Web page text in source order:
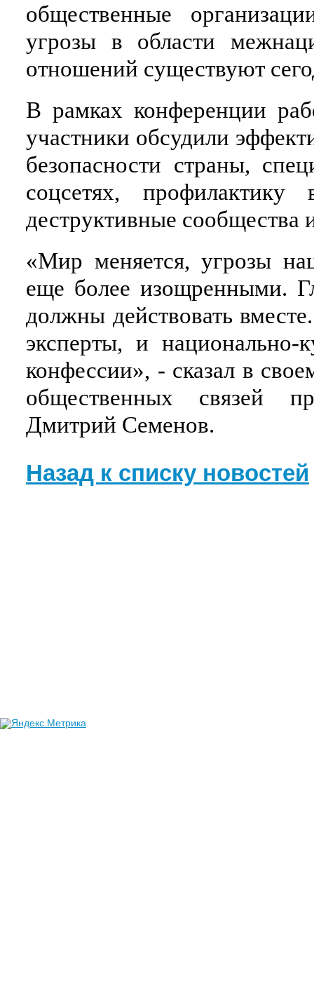
общественные
угрозы в области
отношений существуют
В рамках конференции
участники обсудили
безопасности страны,
соцсетях,
деструктивные сообщества
«Мир меняется, угрозы
еще более изощренными.
должны действовать
эксперты, и
конфессии», - сказал в
общественных связей
Дмитрий Семенов.
Назад к списку новостей